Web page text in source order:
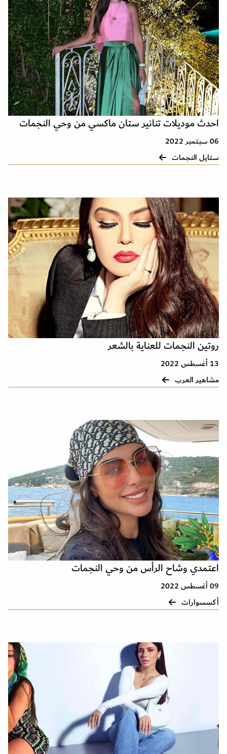
احدث موديلات تنانير ستان ماكسي من وحي النجمات
06 سبتمبر 2022
ستايل النجمات
روتين النجمات للعناية بالشعر
13 أغسطس 2022
مشاهير العرب
اعتمدي وشاح الرأس من وحي النجمات
09 أغسطس 2022
أكسسوارات